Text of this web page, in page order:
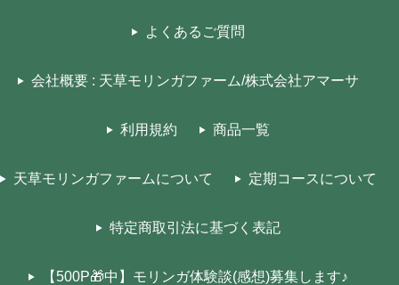
よくあるご質問
会社概要 : 天草モリンガファーム/株式会社アマーサ
利用規約 商品一覧
天草モリンガファームについて 定期コースについて
特定商取引法に基づく表記
【500P🎁中】モリンガ体験談(感想)募集します♪